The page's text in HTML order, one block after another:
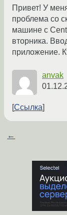
Привет! У
проблема со
машине с
вторника.
приложение.
anvak
Ссылка
←